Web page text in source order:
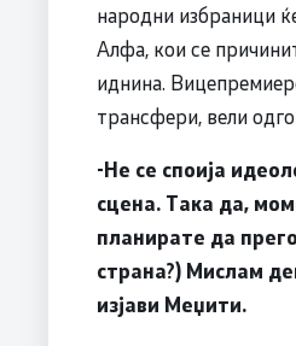
народни избраници
Алфа, кои се
иднина.
трансфери, вели
-Не се споија
сцена. Така да,
планирате да
страна?) Мислам
изјави Меџити.